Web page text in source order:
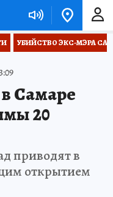
УБИЙСТВО ЭКС-МЭРА
Самаре
20
приводят в
открытием